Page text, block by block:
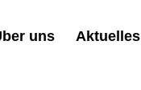
uns Aktuelles